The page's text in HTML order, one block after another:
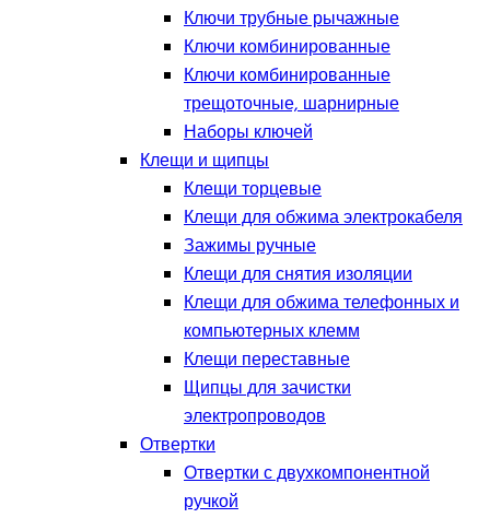
Ключи трубные рычажные
Ключи комбинированные
Ключи комбинированные
трещоточные, шарнирные
Наборы ключей
Клещи и щипцы
Клещи торцевые
Клещи для обжима электрокабеля
Зажимы ручные
Клещи для снятия изоляции
Клещи для обжима телефонных и
компьютерных клемм
Клещи переставные
Щипцы для зачистки
электропроводов
Отвертки
Отвертки с двухкомпонентной
ручкой